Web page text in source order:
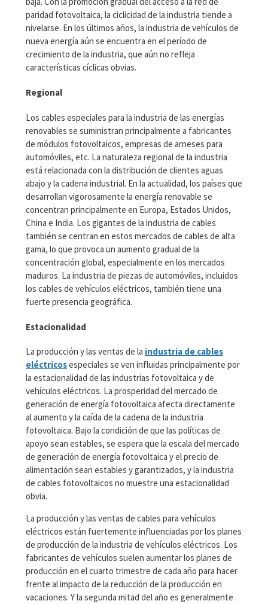
paridad fotovoltaica, la ciclicidad de la industria tiende a
nivelarse. En los últimos años, la industria de vehículos de
nueva energía aún se encuentra en el período de
crecimiento de la industria, que aún no refleja
características cíclicas obvias.
Regional
Los cables especiales para la industria de las energías
renovables se suministran principalmente a fabricantes
de módulos fotovoltaicos, empresas de arneses para
automóviles, etc. La naturaleza regional de la industria
está relacionada con la distribución de clientes aguas
abajo y la cadena industrial. En la actualidad, los países que
desarrollan vigorosamente la energía renovable se
concentran principalmente en Europa, Estados Unidos,
China e India. Los gigantes de la industria de cables
también se centran en estos mercados de cables de alta
gama, lo que provoca un aumento gradual de la
concentración global, especialmente en los mercados
maduros. La industria de piezas de automóviles, incluidos
los cables de vehículos eléctricos, también tiene una
fuerte presencia geográfica.
Estacionalidad
La producción y las ventas de la industria de cables
eléctricosespeciales se ven influidas principalmente por
la estacionalidad de las industrias fotovoltaica y de
vehículos eléctricos. La prosperidad del mercado de
generación de energía fotovoltaica afecta directamente
al aumento y la caída de la cadena de la industria
fotovoltaica. Bajo la condición de que las políticas de
apoyo sean estables, se espera que la escala del mercado
de generación de energía fotovoltaica y el precio de
alimentación sean estables y garantizados, y la industria
de cables fotovoltaicos no muestre una estacionalidad
obvia.
La producción y las ventas de cables para vehículos
eléctricos están fuertemente influenciadas por los planes
de producción de la industria de vehículos eléctricos. Los
fabricantes de vehículos suelen aumentar los planes de
producción en el cuarto trimestre de cada año para hacer
frente al impacto de la reducción de la producción en
vacaciones. Y la segunda mitad del año es generalmente